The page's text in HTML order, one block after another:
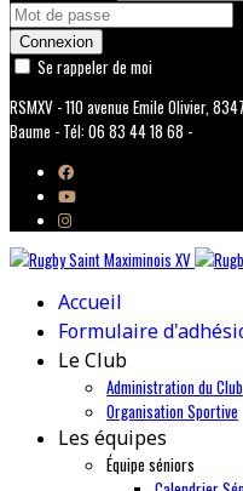
Connexion
Se rappeler de moi
RSMXV - 110 avenue Emile Olivier,
Baume - Tél: 06 83 44 18 68 -
Accueil
Formulaire
Le Club
Administration du Club
Organisation Sportive
Les équipes
Équipe séniors